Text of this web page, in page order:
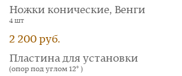
Ножки конические, Венги
4 шт
2 200 руб.
Пластина для установки
(опор под углом 12° )